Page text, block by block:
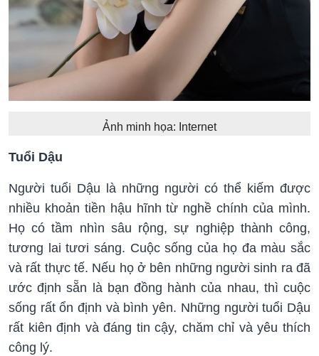
Ảnh minh họa: Internet
Tuổi Dậu
Người tuổi Dậu là những người có thể kiếm được
nhiều khoản tiền hậu hĩnh từ nghề chính của mình.
Họ có tầm nhìn sâu rộng, sự nghiệp thành công,
tương lai tươi sáng. Cuộc sống của họ đa màu sắc
và rất thực tế. Nếu họ ở bên những người sinh ra đã
ước định sẵn là bạn đồng hành của nhau, thì cuộc
sống rất ổn định và bình yên. Những người tuổi Dậu
rất kiên định và đáng tin cậy, chăm chỉ và yêu thích
công lý.